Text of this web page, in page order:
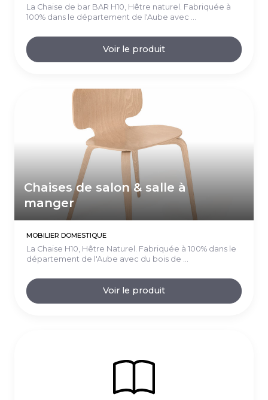
La Chaise de bar BAR H10, Hêtre naturel. Fabriquée à
100% dans le département de l'Aube avec ...
Voir le produit
Chaises de salon & salle à
manger
MOBILIER DOMESTIQUE
La Chaise H10, Hêtre Naturel. Fabriquée à 100% dans le
département de l'Aube avec du bois de ...
Voir le produit